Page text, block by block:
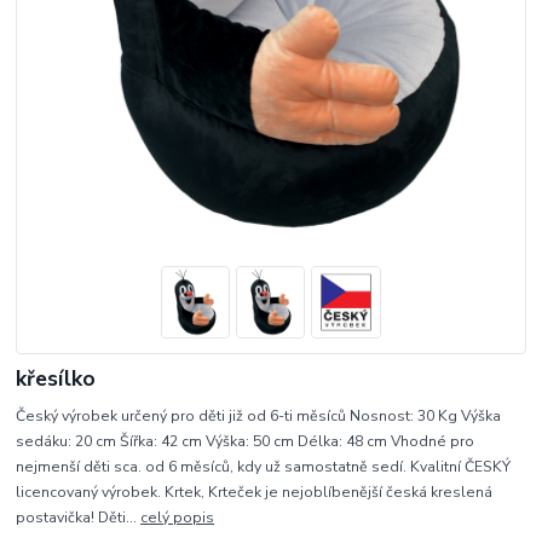
křesílko
Český výrobek určený pro děti již od 6-ti měsíců Nosnost: 30 Kg Výška
sedáku: 20 cm Šířka: 42 cm Výška: 50 cm Délka: 48 cm Vhodné pro
nejmenší děti sca. od 6 měsíců, kdy už samostatně sedí. Kvalitní ČESKÝ
licencovaný výrobek. Krtek, Krteček je nejoblíbenější česká kreslená
postavička! Děti... celý popis